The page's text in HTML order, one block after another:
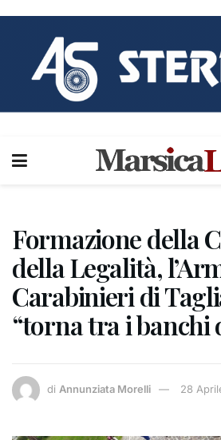
Formazione della
della Legalità,
Carabinieri di
“torna tra i banchi
di Annunziata Morelli 28